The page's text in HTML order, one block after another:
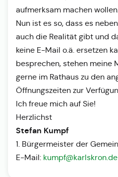
aufmerksam machen
Nun ist es so, dass es
auch die Realität gibt und
keine E-Mail o.ä. ersetzen
besprechen, stehen meine
gerne im Rathaus zu den
Öffnungszeiten zur
Ich freue mich auf Sie!
Herzlichst
Stefan Kumpf
1. Bürgermeister der
E-Mail: kumpf@karlskron.de